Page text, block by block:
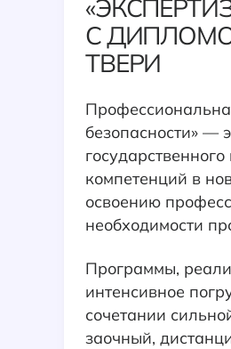
С
ТВЕРИ
безопасности» —
компетенций в
освоению
необходимости
Программы,
интенсивное
сочетании
заочный,